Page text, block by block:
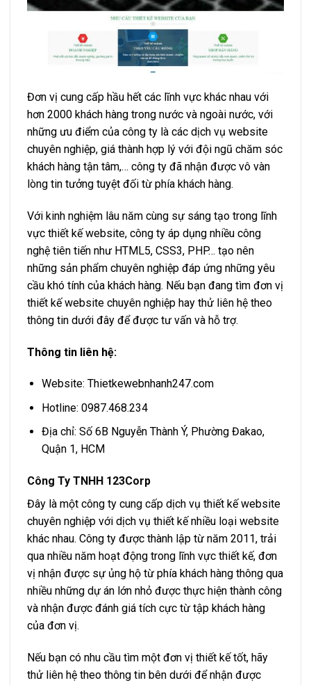
Đơn vị cung cấp hầu hết các lĩnh vực khác nhau với
hơn 2000 khách hàng trong nước và ngoài nước, với
những ưu điểm của công ty là các dịch vụ website
chuyên nghiệp, giá thành hợp lý với đội ngũ chăm sóc
khách hàng tận tâm,… công ty đã nhận được vô vàn
lòng tin tưởng tuyệt đối từ phía khách hàng.
Với kinh nghiệm lâu năm cùng sự sáng tạo trong lĩnh
vực thiết kế website, công ty áp dụng nhiều công
nghệ tiên tiến như HTML5, CSS3, PHP… tạo nên
những sản phẩm chuyên nghiệp đáp ứng những yêu
cầu khó tính của khách hàng. Nếu bạn đang tìm đơn vị
thiết kế website chuyên nghiệp hay thử liên hệ theo
thông tin dưới đây để được tư vấn và hỗ trợ.
Thông tin liên hệ:
Website: Thietkewebnhanh247.com
Hotline: 0987.468.234
Địa chỉ: Số 6B Nguyễn Thành Ý, Phường Đakao,
Quận 1, HCM
Công Ty TNHH 123Corp
Đây là một công ty cung cấp dịch vụ thiết kế website
chuyên nghiệp với dịch vụ thiết kế nhiều loại website
khác nhau. Công ty được thành lập từ năm 2011, trải
qua nhiều năm hoạt động trong lĩnh vực thiết kế, đơn
vị nhận được sự ủng hộ từ phía khách hàng thông qua
nhiều những dự án lớn nhỏ được thực hiện thành công
và nhận được đánh giá tích cực từ tập khách hàng
của đơn vị.
Nếu bạn có nhu cầu tìm một đơn vị thiết kế tốt, hãy
thử liên hệ theo thông tin bên dưới để nhận được